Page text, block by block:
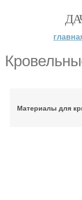
Материалы для